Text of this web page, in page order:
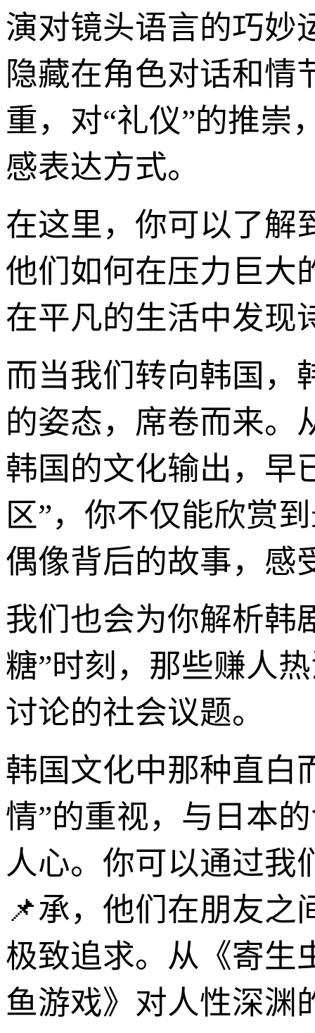
演对镜头语言的巧妙
隐藏在角色对话和情
重，对“礼仪”的推崇
感表达方式。
在这里，你可以了解
他们如何在压力巨大
在平凡的生活中发现
而当我们转向韩国，
的姿态，席卷而来。
韩国的文化输出，早
区”，你不仅能欣赏
偶像背后的故事，感
我们也会为你解析韩
糖”时刻，那些赚人
讨论的社会议题。
韩国文化中那种直白
情”的重视，与日本
人心。你可以通过我
📌承，他们在朋友之
极致追求。从《寄生
鱼游戏》对人性深渊